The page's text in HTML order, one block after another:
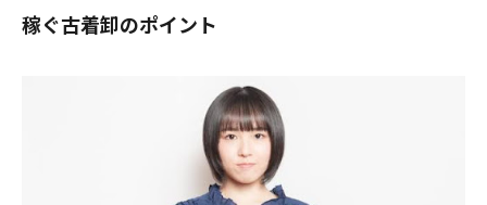
稼ぐ古着卸のポイント